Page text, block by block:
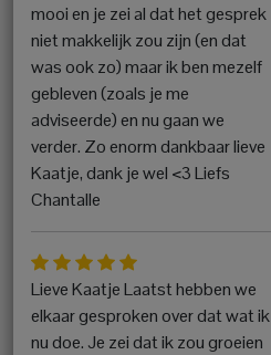
mooi en je zei al dat het gesprek
niet makkelijk zou zijn (en dat
was ook zo) maar ik ben mezelf
gebleven (zoals je me
adviseerde) en nu gaan we
verder. Zo enorm dankbaar lieve
Kaatje, dank je wel <3 Liefs
Chantalle
Lieve Kaatje Laatst hebben we
elkaar gesproken over dat wat ik
nu doe. Je zei dat ik zou groeien